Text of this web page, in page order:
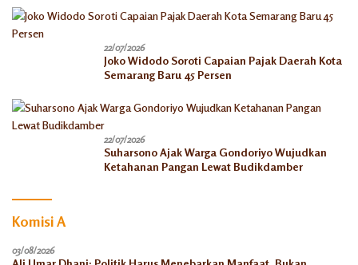
22/07/2026
Joko Widodo Soroti Capaian Pajak Daerah Kota
Semarang Baru 45 Persen
22/07/2026
Suharsono Ajak Warga Gondoriyo Wujudkan
Ketahanan Pangan Lewat Budikdamber
Komisi A
03/08/2026